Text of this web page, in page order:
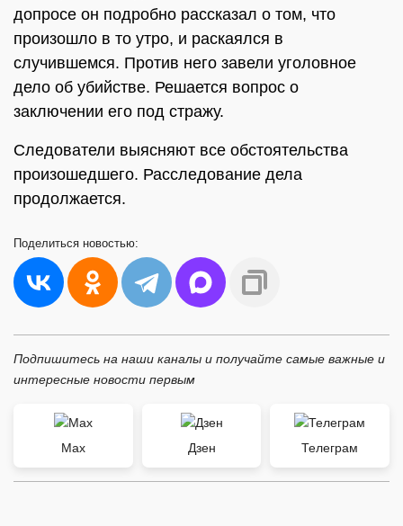
допросе он подробно рассказал о том, что
произошло в то утро, и раскаялся в
случившемся. Против него завели уголовное
дело об убийстве. Решается вопрос о
заключении его под стражу.
Следователи выясняют все обстоятельства
произошедшего. Расследование дела
продолжается.
Поделиться новостью:
Подпишитесь на наши каналы и получайте самые важные и
интересные новости первым
Max Дзен Телеграм